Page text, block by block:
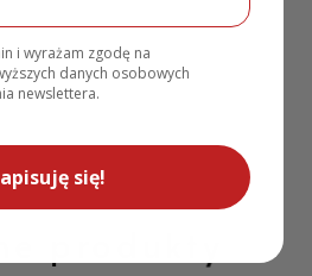
i wyrażam zgodę na
danych osobowych
newslettera.
się!